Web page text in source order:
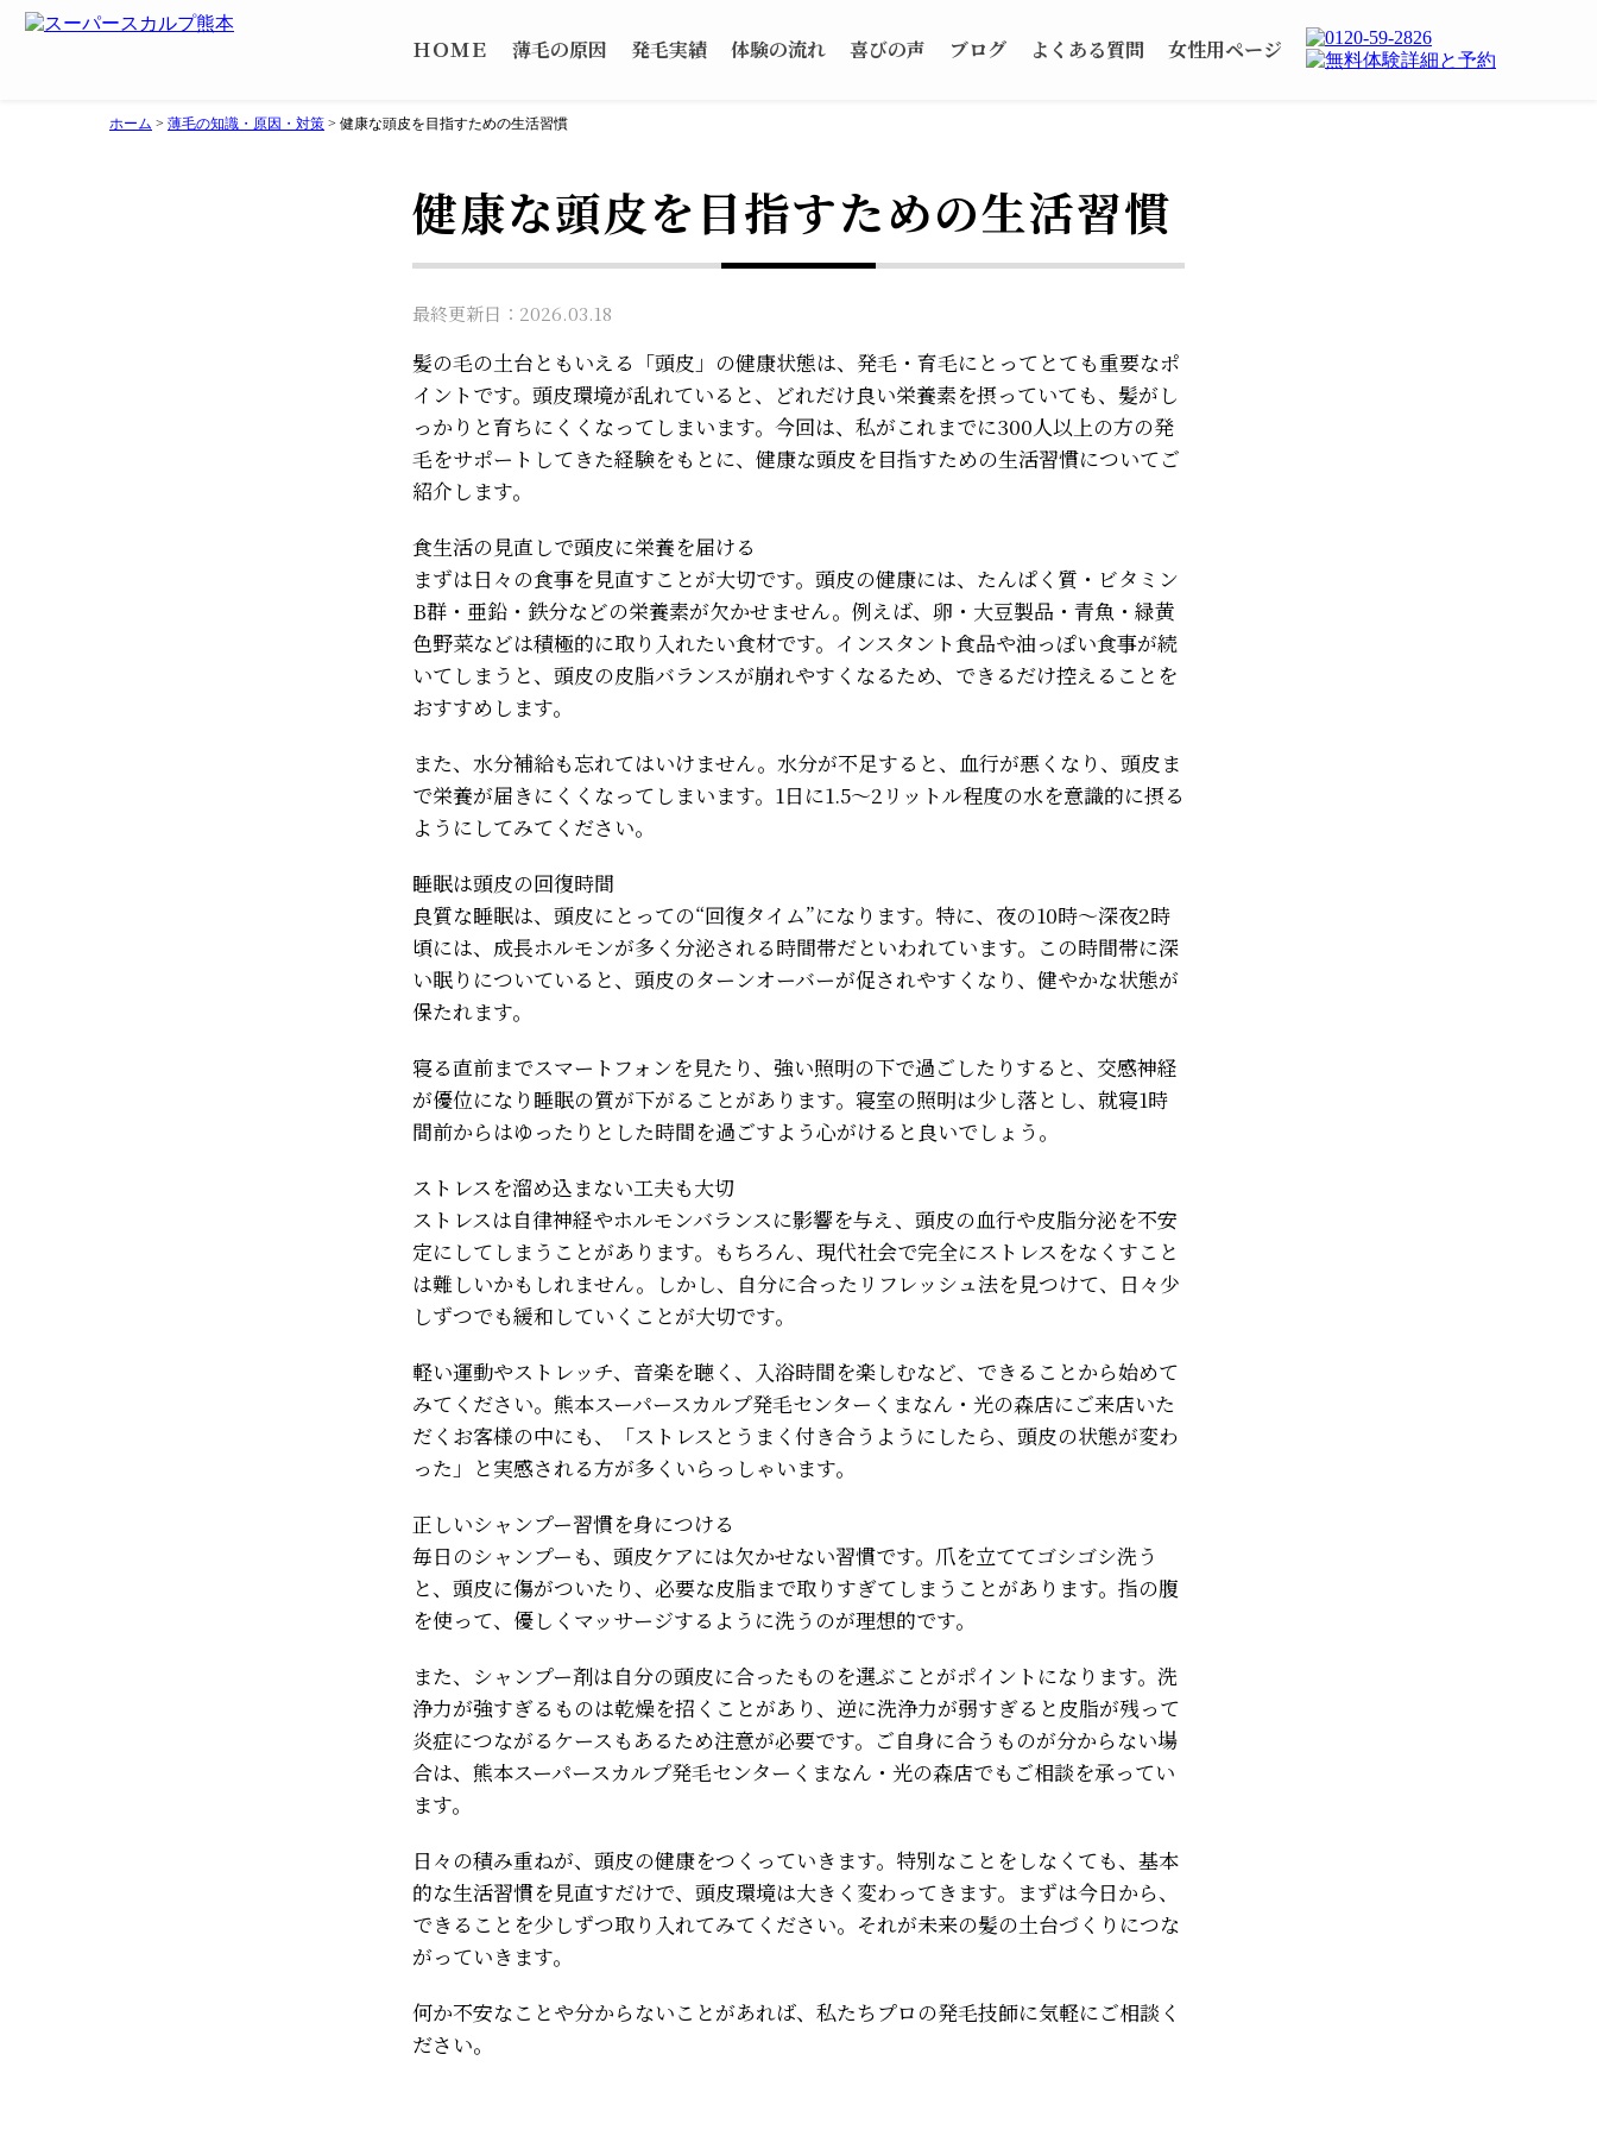
ＨＯＭＥ 薄毛の原因 発毛実績 体験の流れ 喜びの声 ブログ よくある質問 女性用ページ
ホーム > 薄毛の知識・原因・対策 > 健康な頭皮を目指すための生活習慣
健康な頭皮を目指すための生活習慣
最終更新日：2026.03.18
髪の毛の土台ともいえる「頭皮」の健康状態は、発毛・育毛にとってとても重要なポ
イントです。頭皮環境が乱れていると、どれだけ良い栄養素を摂っていても、髪がし
っかりと育ちにくくなってしまいます。今回は、私がこれまでに300人以上の方の発
毛をサポートしてきた経験をもとに、健康な頭皮を目指すための生活習慣についてご
紹介します。
食生活の見直しで頭皮に栄養を届ける
まずは日々の食事を見直すことが大切です。頭皮の健康には、たんぱく質・ビタミン
B群・亜鉛・鉄分などの栄養素が欠かせません。例えば、卵・大豆製品・青魚・緑黄
色野菜などは積極的に取り入れたい食材です。インスタント食品や油っぽい食事が続
いてしまうと、頭皮の皮脂バランスが崩れやすくなるため、できるだけ控えることを
おすすめします。
また、水分補給も忘れてはいけません。水分が不足すると、血行が悪くなり、頭皮ま
で栄養が届きにくくなってしまいます。1日に1.5〜2リットル程度の水を意識的に摂る
ようにしてみてください。
睡眠は頭皮の回復時間
良質な睡眠は、頭皮にとっての“回復タイム”になります。特に、夜の10時〜深夜2時
頃には、成長ホルモンが多く分泌される時間帯だといわれています。この時間帯に深
い眠りについていると、頭皮のターンオーバーが促されやすくなり、健やかな状態が
保たれます。
寝る直前までスマートフォンを見たり、強い照明の下で過ごしたりすると、交感神経
が優位になり睡眠の質が下がることがあります。寝室の照明は少し落とし、就寝1時
間前からはゆったりとした時間を過ごすよう心がけると良いでしょう。
ストレスを溜め込まない工夫も大切
ストレスは自律神経やホルモンバランスに影響を与え、頭皮の血行や皮脂分泌を不安
定にしてしまうことがあります。もちろん、現代社会で完全にストレスをなくすこと
は難しいかもしれません。しかし、自分に合ったリフレッシュ法を見つけて、日々少
しずつでも緩和していくことが大切です。
軽い運動やストレッチ、音楽を聴く、入浴時間を楽しむなど、できることから始めて
みてください。熊本スーパースカルプ発毛センターくまなん・光の森店にご来店いた
だくお客様の中にも、「ストレスとうまく付き合うようにしたら、頭皮の状態が変わ
った」と実感される方が多くいらっしゃいます。
正しいシャンプー習慣を身につける
毎日のシャンプーも、頭皮ケアには欠かせない習慣です。爪を立ててゴシゴシ洗う
と、頭皮に傷がついたり、必要な皮脂まで取りすぎてしまうことがあります。指の腹
を使って、優しくマッサージするように洗うのが理想的です。
また、シャンプー剤は自分の頭皮に合ったものを選ぶことがポイントになります。洗
浄力が強すぎるものは乾燥を招くことがあり、逆に洗浄力が弱すぎると皮脂が残って
炎症につながるケースもあるため注意が必要です。ご自身に合うものが分からない場
合は、熊本スーパースカルプ発毛センターくまなん・光の森店でもご相談を承ってい
ます。
日々の積み重ねが、頭皮の健康をつくっていきます。特別なことをしなくても、基本
的な生活習慣を見直すだけで、頭皮環境は大きく変わってきます。まずは今日から、
できることを少しずつ取り入れてみてください。それが未来の髪の土台づくりにつな
がっていきます。
何か不安なことや分からないことがあれば、私たちプロの発毛技師に気軽にご相談く
ださい。